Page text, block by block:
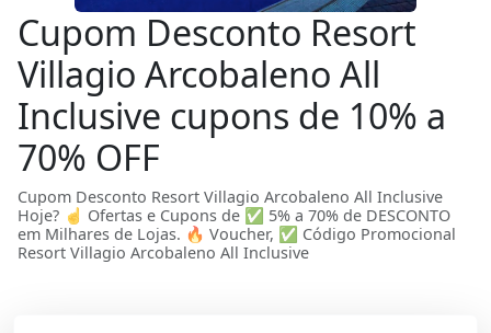
Cupom Desconto Resort
Villagio Arcobaleno All
Inclusive cupons de 10% a
70% OFF
Cupom Desconto Resort Villagio Arcobaleno All Inclusive
Hoje? ☝ Ofertas e Cupons de ✅ 5% a 70% de DESCONTO
em Milhares de Lojas. 🔥 Voucher, ✅ Código Promocional
Resort Villagio Arcobaleno All Inclusive